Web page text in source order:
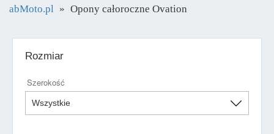
abMoto.pl Opony całoroczne Ovation
Rozmiar
Szerokość